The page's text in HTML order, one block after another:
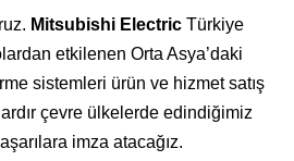
Mitsubishi ElectricTürkiye
etkilenen Orta Asya’daki
sistemleri ürün ve hizmet satış
çevre ülkelerde edindiğimiz
imza atacağız.